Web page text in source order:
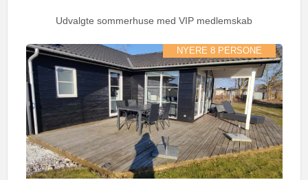
Udvalgte sommerhuse med VIP medlemskab
NYERE 8 PERSONE